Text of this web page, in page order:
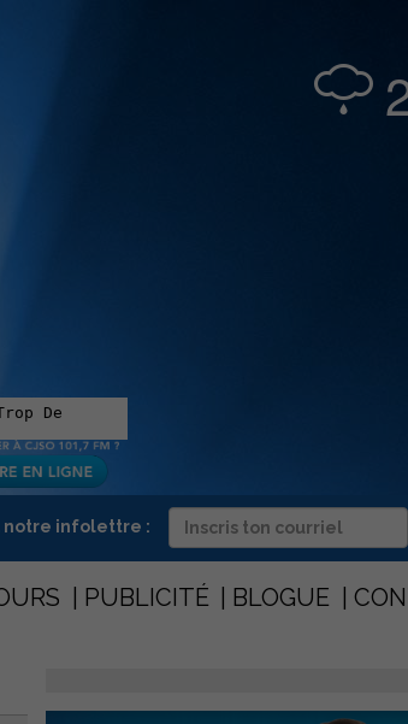
notre infolettre :
PUBLICITÉ BLOGUE